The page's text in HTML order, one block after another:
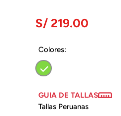
S/ 219.00
Colores:
GUIA DE TALLAS
Tallas Peruanas